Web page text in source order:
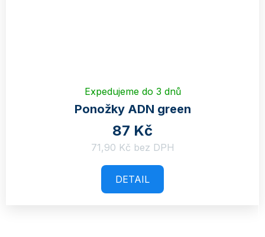
Expedujeme do 3 dnů
Ponožky ADN green
87 Kč
71,90 Kč bez DPH
DETAIL